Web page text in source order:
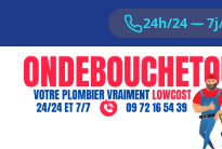
24h/24 —